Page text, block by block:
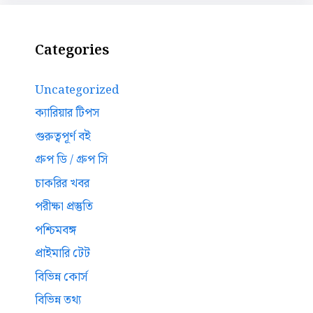
Categories
Uncategorized
ক্যারিয়ার টিপস
গুরুত্বপূর্ণ বই
গ্রুপ ডি / গ্রুপ সি
চাকরির খবর
পরীক্ষা প্রস্তুতি
পশ্চিমবঙ্গ
প্রাইমারি টেট
বিভিন্ন কোর্স
বিভিন্ন তথ্য